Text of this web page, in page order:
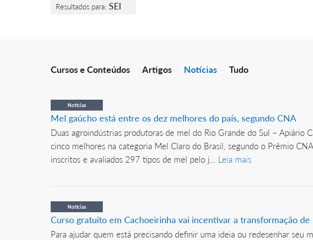
Resultados para: SEI
Cursos e Conteúdos Artigos Notícias Tudo
Notícias
Mel gaúcho está entre os dez melhores do país, segundo CNA
Duas agroindústrias produtoras de mel do Rio Grande do Sul –
cinco melhores na categoria Mel Claro do Brasil, segundo o Prêmio
inscritos e avaliados 297 tipos de mel pelo j... Leia mais
Notícias
Curso gratuito em Cachoeirinha vai incentivar a transformação
Para ajudar quem está precisando definir uma ideia ou redesenhar